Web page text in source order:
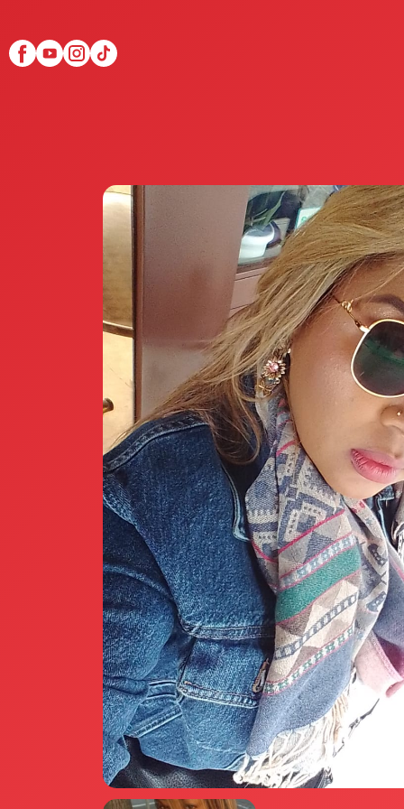
Scopri Club di Più
Le testimonianze
La fondatrice Valeria
Annunci Donne